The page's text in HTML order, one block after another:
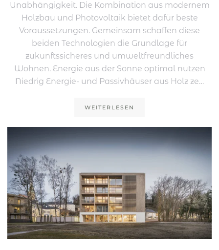
Unabhängigkeit. Die Kombination aus modernem
Holzbau und Photovoltaik bietet dafür beste
Voraussetzungen. Gemeinsam schaffen diese
beiden Technologien die Grundlage für
zukunftssicheres und umweltfreundliches
Wohnen. Energie aus der Sonne optimal nutzen
Niedrig Energie- und Passivhäuser aus Holz ze…
WEITERLESEN